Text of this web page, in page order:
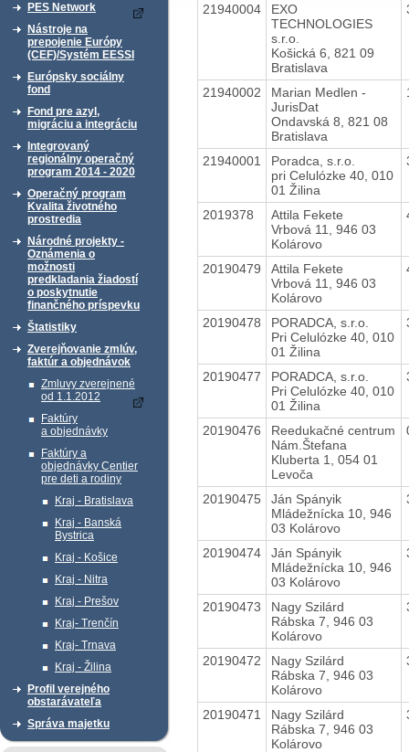
PES Network
Nástroje na
prepojenie Európy
(CEF)/Systém EESSI
Európsky sociálny
fond
Fond pre azyl,
migráciu a integráciu
Integrovaný
regionálny operačný
program 2014 - 2020
Operačný program
Kvalita životného
prostredia
Národné projekty -
Oznámenia o
možnosti
predkladania žiadostí
o poskytnutie
finančného príspevku
Štatistiky
Zverejňovanie zmlúv,
faktúr a objednávok
Zmluvy zverejnené
od 1.1.2012
Faktúry
a objednávky
Faktúry a
objednávky Centier
pre deti a rodiny
Kraj - Bratislava
Kraj - Banská
Bystrica
Kraj - Košice
Kraj - Nitra
Kraj - Prešov
Kraj- Trenčín
Kraj- Trnava
Kraj - Žilina
Profil verejného
obstarávateľa
Správa majetku
21940004
EXO
TECHNOLOGIES
s.r.o.
Košická 6, 821 09
Bratislava
21940002
Marian Medlen -
JurisDat
Ondavská 8, 821 08
Bratislava
21940001
Poradca, s.r.o.
pri Celulózke 40, 010
01 Žilina
2019378
Attila Fekete
Vrbová 11, 946 03
Kolárovo
20190479
Attila Fekete
Vrbová 11, 946 03
Kolárovo
20190478
PORADCA, s.r.o.
Pri Celulózke 40, 010
01 Žilina
20190477
PORADCA, s.r.o.
Pri Celulózke 40, 010
01 Žilina
20190476
Reedukačné centrum
Nám.Štefana
Kluberta 1, 054 01
Levoča
20190475
Ján Spányik
Mládežnícka 10, 946
03 Kolárovo
20190474
Ján Spányik
Mládežnícka 10, 946
03 Kolárovo
20190473
Nagy Szilárd
Rábska 7, 946 03
Kolárovo
20190472
Nagy Szilárd
Rábska 7, 946 03
Kolárovo
20190471
Nagy Szilárd
Rábska 7, 946 03
Kolárovo